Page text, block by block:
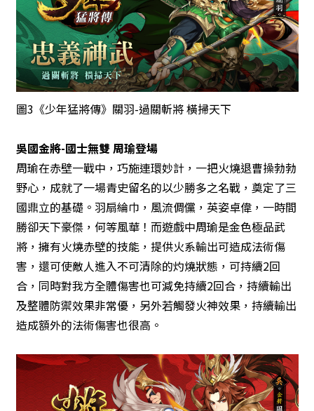
圖3《少年猛將傳》關羽-過關斬將 橫掃天下
吳國金將-國士無雙 周瑜登場
周瑜在赤壁一戰中，巧施連環妙計，一把火燒退曹操勃勃
野心，成就了一場青史留名的以少勝多之名戰，奠定了三
國鼎立的基礎。羽扇綸巾，風流倜儻，英姿卓偉，一時間
勝卻天下豪傑，何等風華！而遊戲中周瑜是金色極品武
將，擁有火燒赤壁的技能，提供火系輸出可造成法術傷
害，還可使敵人進入不可清除的灼燒狀態，可持續2回
合，同時對我方全體傷害也可減免持續2回合，持續輸出
及整體防禦效果非常優，另外若觸發火神效果，持續輸出
造成額外的法術傷害也很高。